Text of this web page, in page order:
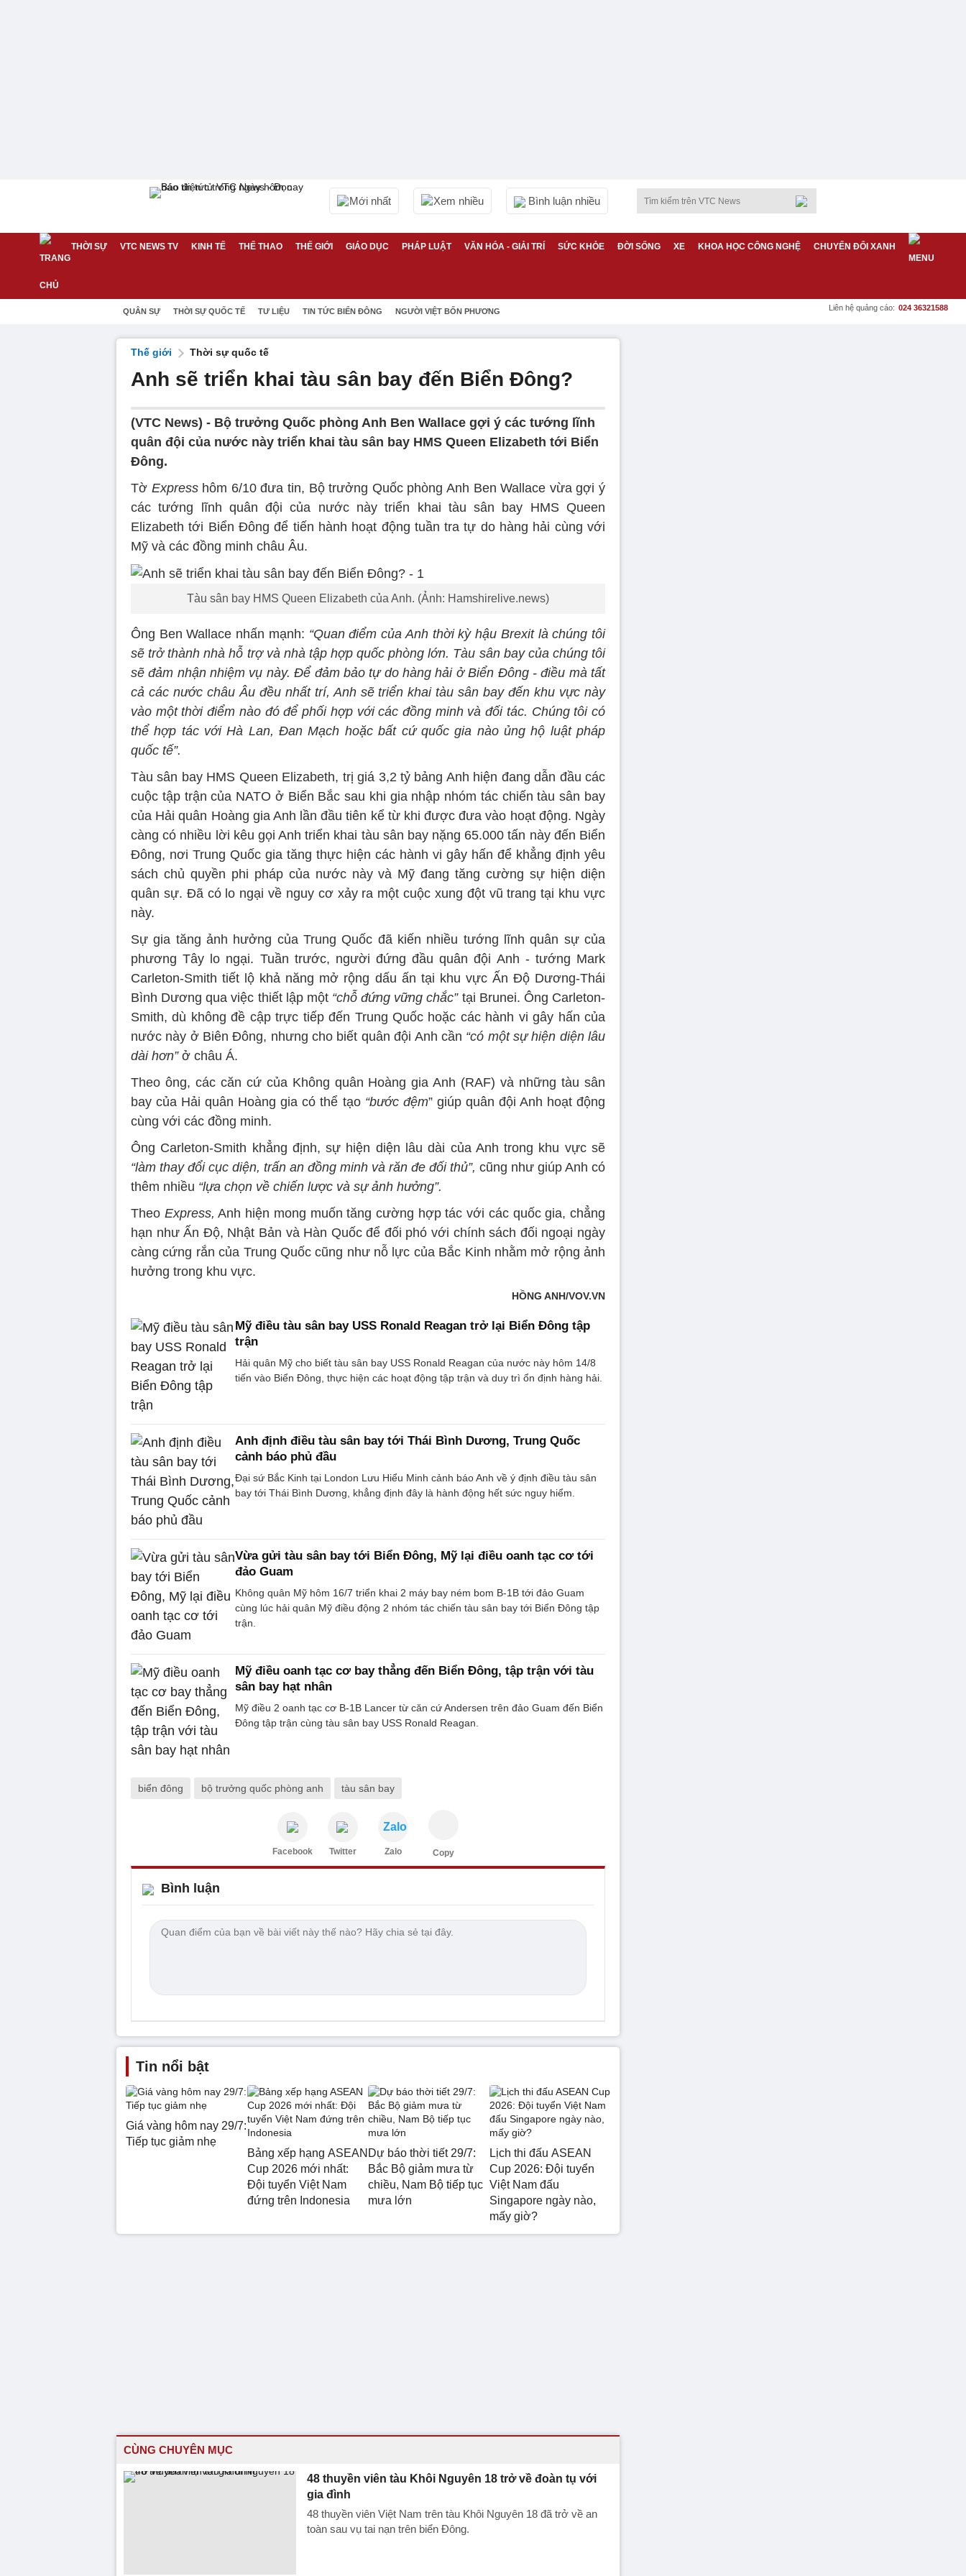
Mới nhất Xem nhiều Bình luận nhiều
THỜI SỰ VTC NEWS TV KINH TẾ THỂ THAO THẾ GIỚI GIÁO DỤC PHÁP LUẬT VĂN HÓA - GIẢI TRÍ SỨC KHỎE ĐỜI SỐNG XE KHOA HỌC CÔNG NGHỆ CHUYỂN ĐỔI XANH
QUÂN SỰ THỜI SỰ QUỐC TẾ TƯ LIỆU TIN TỨC BIỂN ĐÔNG NGƯỜI VIỆT BỐN PHƯƠNG Liên hệ quảng cáo: 024 36321588
Thế giới Thời sự quốc tế
Anh sẽ triển khai tàu sân bay đến Biển Đông?
(VTC News) - Bộ trưởng Quốc phòng Anh Ben Wallace gợi ý các tướng lĩnh
quân đội của nước này triển khai tàu sân bay HMS Queen Elizabeth tới Biển
Đông.
Tờ Expresshôm 6/10 đưa tin, Bộ trưởng Quốc phòng Anh Ben Wallace vừa gợi ý
các tướng lĩnh quân đội của nước này triển khai tàu sân bay HMS Queen
Elizabeth tới Biển Đông để tiến hành hoạt động tuần tra tự do hàng hải cùng với
Mỹ và các đồng minh châu Âu.
Tàu sân bay HMS Queen Elizabeth của Anh. (Ảnh: Hamshirelive.news)
Ông Ben Wallace nhấn mạnh: “Quan điểm của Anh thời kỳ hậu Brexit là chúng tôi
sẽ trở thành nhà hỗ trợ và nhà tập hợp quốc phòng lớn. Tàu sân bay của chúng tôi
sẽ đảm nhận nhiệm vụ này. Để đảm bảo tự do hàng hải ở Biển Đông - điều mà tất
cả các nước châu Âu đều nhất trí, Anh sẽ triển khai tàu sân bay đến khu vực này
vào một thời điểm nào đó để phối hợp với các đồng minh và đối tác. Chúng tôi có
thể hợp tác với Hà Lan, Đan Mạch hoặc bất cứ quốc gia nào ủng hộ luật pháp
quốc tế”.
Tàu sân bay HMS Queen Elizabeth, trị giá 3,2 tỷ bảng Anh hiện đang dẫn đầu các
cuộc tập trận của NATO ở Biển Bắc sau khi gia nhập nhóm tác chiến tàu sân bay
của Hải quân Hoàng gia Anh lần đầu tiên kể từ khi được đưa vào hoạt động. Ngày
càng có nhiều lời kêu gọi Anh triển khai tàu sân bay nặng 65.000 tấn này đến Biển
Đông, nơi Trung Quốc gia tăng thực hiện các hành vi gây hấn để khẳng định yêu
sách chủ quyền phi pháp của nước này và Mỹ đang tăng cường sự hiện diện
quân sự. Đã có lo ngại về nguy cơ xảy ra một cuộc xung đột vũ trang tại khu vực
này.
Sự gia tăng ảnh hưởng của Trung Quốc đã kiến nhiều tướng lĩnh quân sự của
phương Tây lo ngại. Tuần trước, người đứng đầu quân đội Anh - tướng Mark
Carleton-Smith tiết lộ khả năng mở rộng dấu ấn tại khu vực Ấn Độ Dương-Thái
Bình Dương qua việc thiết lập một “chỗ đứng vững chắc”tại Brunei. Ông Carleton-
Smith, dù không đề cập trực tiếp đến Trung Quốc hoặc các hành vi gây hấn của
nước này ở Biên Đông, nhưng cho biết quân đội Anh cần “có một sự hiện diện lâu
dài hơn”ở châu Á.
Theo ông, các căn cứ của Không quân Hoàng gia Anh (RAF) và những tàu sân
bay của Hải quân Hoàng gia có thể tạo“bước đệm” giúp quân đội Anh hoạt động
cùng với các đồng minh.
Ông Carleton-Smith khẳng định, sự hiện diện lâu dài của Anh trong khu vực sẽ
“làm thay đổi cục diện, trấn an đồng minh và răn đe đối thủ”, cũng như giúp Anh có
thêm nhiều “lựa chọn về chiến lược và sự ảnh hưởng”.
Theo Express, Anh hiện mong muốn tăng cường hợp tác với các quốc gia, chẳng
hạn như Ấn Độ, Nhật Bản và Hàn Quốc để đối phó với chính sách đối ngoại ngày
càng cứng rắn của Trung Quốc cũng như nỗ lực của Bắc Kinh nhằm mở rộng ảnh
hưởng trong khu vực.
HỒNG ANH/VOV.VN
Mỹ điều tàu sân bay USS Ronald Reagan trở lại Biển Đông tập
trận
Hải quân Mỹ cho biết tàu sân bay USS Ronald Reagan của nước này hôm 14/8
tiến vào Biển Đông, thực hiện các hoạt động tập trận và duy trì ổn định hàng hải.
Anh định điều tàu sân bay tới Thái Bình Dương, Trung Quốc
cảnh báo phủ đầu
Đại sứ Bắc Kinh tại London Lưu Hiểu Minh cảnh báo Anh về ý định điều tàu sân
bay tới Thái Bình Dương, khẳng định đây là hành động hết sức nguy hiểm.
Vừa gửi tàu sân bay tới Biển Đông, Mỹ lại điều oanh tạc cơ tới
đảo Guam
Không quân Mỹ hôm 16/7 triển khai 2 máy bay ném bom B-1B tới đảo Guam
cùng lúc hải quân Mỹ điều động 2 nhóm tác chiến tàu sân bay tới Biển Đông tập
trận.
Mỹ điều oanh tạc cơ bay thẳng đến Biển Đông, tập trận với tàu
sân bay hạt nhân
Mỹ điều 2 oanh tạc cơ B-1B Lancer từ căn cứ Andersen trên đảo Guam đến Biển
Đông tập trận cùng tàu sân bay USS Ronald Reagan.
biển đông bộ trưởng quốc phòng anh tàu sân bay
Facebook Twitter
Zalo
Zalo Copy
Bình luận
Tin nổi bật
Giá vàng hôm nay 29/7:
Tiếp tục giảm nhẹ
Bảng xếp hạng ASEAN
Cup 2026 mới nhất:
Đội tuyển Việt Nam
đứng trên Indonesia
Dự báo thời tiết 29/7:
Bắc Bộ giảm mưa từ
chiều, Nam Bộ tiếp tục
mưa lớn
Lịch thi đấu ASEAN
Cup 2026: Đội tuyển
Việt Nam đấu
Singapore ngày nào,
mấy giờ?
CÙNG CHUYÊN MỤC
48 thuyền viên tàu Khôi Nguyên 18 trở về đoàn tụ với
gia đình
48 thuyền viên Việt Nam trên tàu Khôi Nguyên 18 đã trở về an
toàn sau vụ tai nạn trên biển Đông.